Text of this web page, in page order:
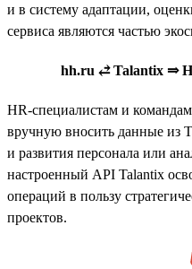
и в систему адаптации,
сервиса являются частью
hh.ru ⥄ Talantix ⇒
HR-специалистам и
вручную вносить данные из
и развития персонала или
настроенный API Talantix
операций в пользу
проектов.